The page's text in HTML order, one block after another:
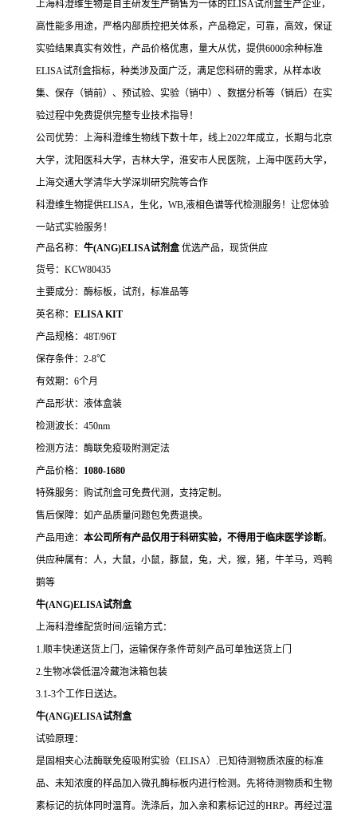
上海科澄维生物是自主研发生产销售为一体的ELISA试剂盒生产企业，
高性能多用途，严格内部质控把关体系，产品稳定，可靠，高效，保证
实验结果真实有效性，产品价格优惠，量大从优，提供6000余种标准
ELISA试剂盒指标，种类涉及面广泛，满足您科研的需求，从样本收
集、保存（销前）、预试验、实验（销中）、数据分析等（销后）在实
验过程中免费提供完整专业技术指导！
公司优势：上海科澄维生物线下数十年，线上2022年成立，长期与北京
大学，沈阳医科大学，吉林大学，淮安市人民医院，上海中医药大学，
上海交通大学清华大学深圳研究院等合作
科澄维生物提供ELISA，生化，WB,液相色谱等代检测服务！让您体验
一站式实验服务！
产品名称： 牛(ANG)ELISA试剂盒 优选产品，现货供应
货号：KCW80435
主要成分：酶标板，试剂，标准品等
英名称： ELISA KIT
产品规格：48T/96T
保存条件：2-8℃
有效期：6个月
产品形状：液体盒装
检测波长：450nm
检测方法：酶联免疫吸附测定法
产品价格： 1080-1680
特殊服务：购试剂盒可免费代测，支持定制。
售后保障：如产品质量问题包免费退换。
产品用途： 本公司所有产品仅用于科研实验，不得用于临床医学诊断。
供应种属有：人，大鼠，小鼠，豚鼠，兔，犬，猴，猪，牛羊马，鸡鸭
鹅等
牛(ANG)ELISA试剂盒
上海科澄维配货时间/运输方式：
1.顺丰快递送货上门，运输保存条件苛刻产品可单独送货上门
2.生物冰袋低温冷藏泡沫箱包装
3.1-3个工作日送达。
牛(ANG)ELISA试剂盒
试验原理：
是固相夹心法酶联免疫吸附实验（ELISA）.已知待测物质浓度的标准
品、未知浓度的样品加入微孔酶标板内进行检测。先将待测物质和生物
素标记的抗体同时温育。洗涤后，加入亲和素标记过的HRP。再经过温